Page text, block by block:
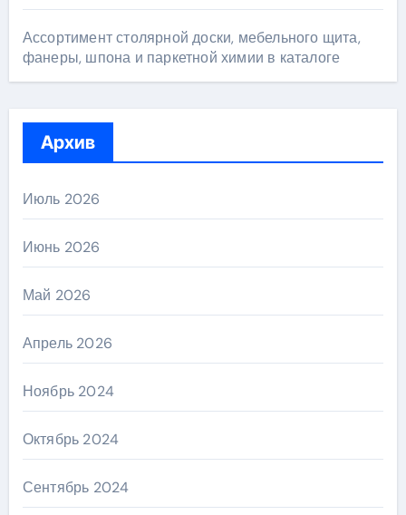
Ассортимент столярной доски, мебельного щита,
фанеры, шпона и паркетной химии в каталоге
Архив
Июль 2026
Июнь 2026
Май 2026
Апрель 2026
Ноябрь 2024
Октябрь 2024
Сентябрь 2024